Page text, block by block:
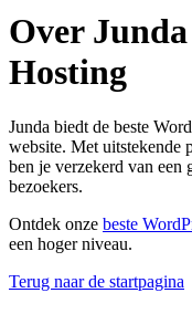
Over
Hosting
Junda biedt de beste
website. Met uitstekende
ben je verzekerd van
bezoekers.
Ontdek onze beste
een hoger niveau.
Terug naar de startpagina